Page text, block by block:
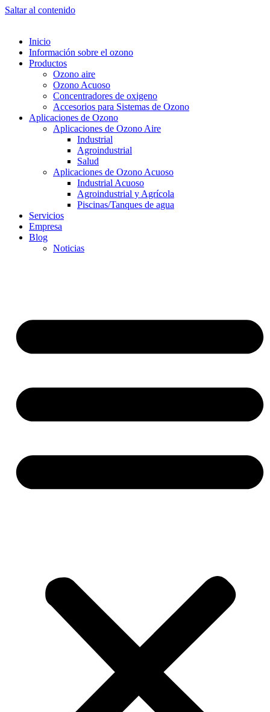
Saltar al contenido
Inicio
Información sobre el ozono
Productos
Ozono aire
Ozono Acuoso
Concentradores de oxigeno
Accesorios para Sistemas de Ozono
Aplicaciones de Ozono
Aplicaciones de Ozono Aire
Industrial
Agroindustrial
Salud
Aplicaciones de Ozono Acuoso
Industrial Acuoso
Agroindustrial y Agrícola
Piscinas/Tanques de agua
Servicios
Empresa
Blog
Noticias